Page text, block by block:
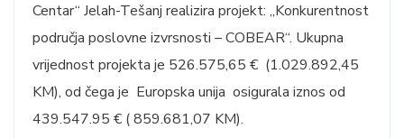
Centar“ Jelah-Tešanj realizira projekt: „Konkurentnost
područja poslovne izvrsnosti – COBEAR“. Ukupna
vrijednost projekta je 526.575,65 € (1.029.892,45
KM), od čega je Europska unija osigurala iznos od
439.547.95 € ( 859.681,07 KM).